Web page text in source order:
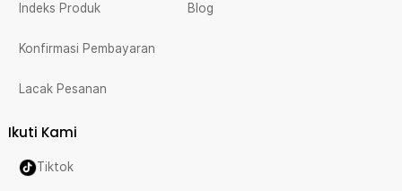
Indeks Produk
Konfirmasi Pembayaran
Lacak Pesanan
Blog
Ikuti Kami
Tiktok